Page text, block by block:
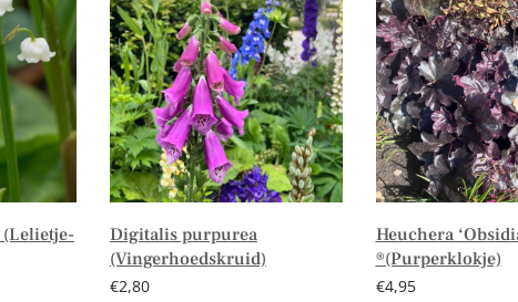
Digitalis purpurea
(Vingerhoedskruid)
€2,80
Heuchera
®(Purperklokje)
€4,95